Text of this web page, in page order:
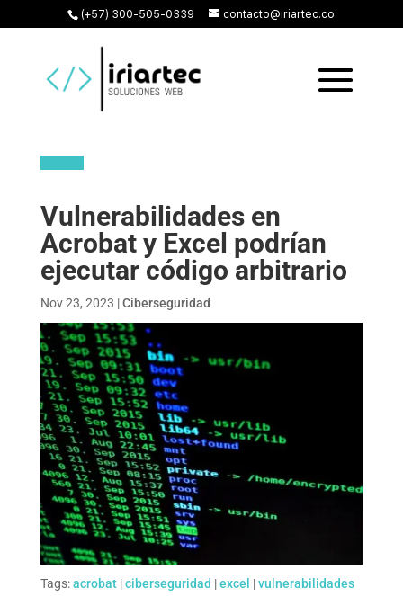
(+57) 300-505-0339 contacto@iriartec.co
Vulnerabilidades en
Acrobat y Excel podrían
ejecutar código arbitrario
Nov 23, 2023 |Ciberseguridad
Tags:acrobat|ciberseguridad |excel |vulnerabilidades